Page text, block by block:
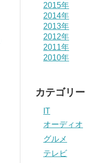
2015年
2014年
2013年
2012年
2011年
2010年
カテゴリー
IT
オーディオ
グルメ
テレビ